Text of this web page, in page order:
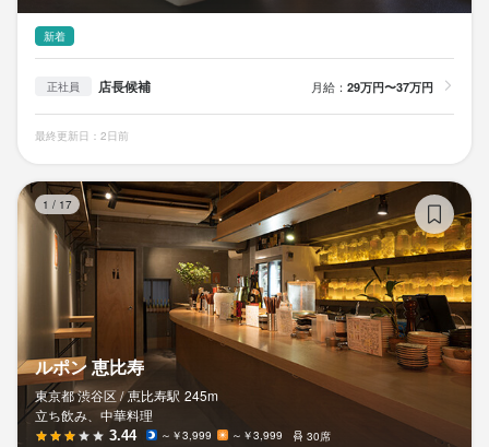
新着
正社員 店長候補 月給： 29万円〜37万円
最終更新日：2日前
1 / 17
ルポン 恵比寿
東京都 渋谷区 / 恵比寿駅 245m
立ち飲み、中華料理
3.44 ～￥3,999 ～￥3,999 30席